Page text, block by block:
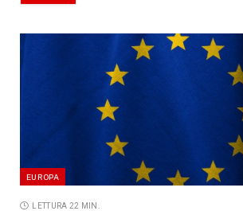
EUROPA
LETTURA 22 MIN.